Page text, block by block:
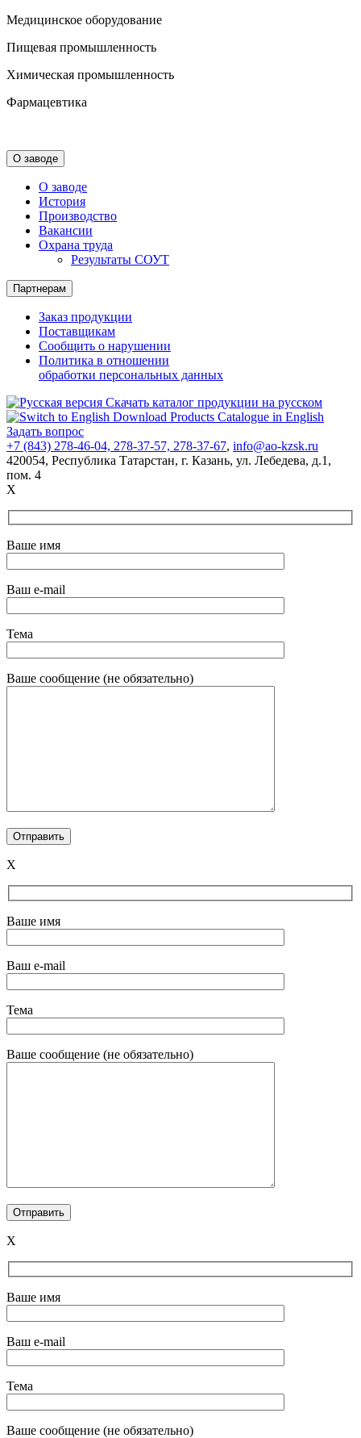
Медицинское оборудование
Пищевая промышленность
Химическая промышленность
Фармацевтика
О заводе
О заводе
История
Производство
Вакансии
Охрана труда
Результаты СОУТ
Партнерам
Заказ продукции
Поставщикам
Сообщить о нарушении
Политика в отношении
обработки персональных данных
Скачать каталог продукции на русском
Download Products Catalogue in English
Задать вопрос
+7 (843) 278-46-04, 278-37-57, 278-37-67, info@ao-kzsk.ru
420054, Республика Татарстан, г. Казань, ул. Лебедева, д.1 ,
пом. 4
X
Ваше имя
Ваш e-mail
Тема
Ваше сообщение (не обязательно)
X
Ваше имя
Ваш e-mail
Тема
Ваше сообщение (не обязательно)
X
Ваше имя
Ваш e-mail
Тема
Ваше сообщение (не обязательно)